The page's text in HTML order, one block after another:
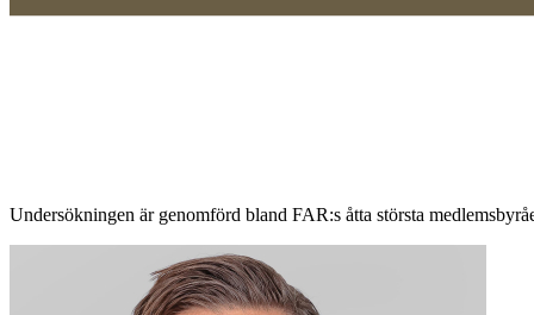
Undersökningen är ­genomförd bland FAR:s åtta största